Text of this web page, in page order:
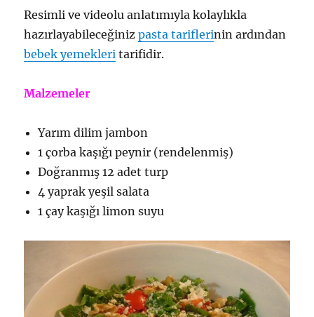
Resimli ve videolu anlatımıyla kolaylıkla
hazırlayabileceğinizpasta tariflerinin ardından
bebek yemekleri tarifidir.
Malzemeler
Yarım dilim jambon
1 çorba kaşığı peynir (rendelenmiş)
Doğranmış 12 adet turp
4 yaprak yeşil salata
1 çay kaşığı limon suyu